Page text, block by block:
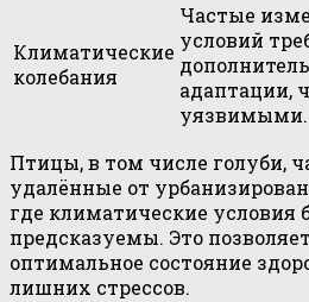
Климатические
колебания
Частые
условий
адаптации,
уязвимыми.
Птицы, в том числе голуби,
удалённые от
где климатические условия
предсказуемы. Это
оптимальное состояние
лишних стрессов.